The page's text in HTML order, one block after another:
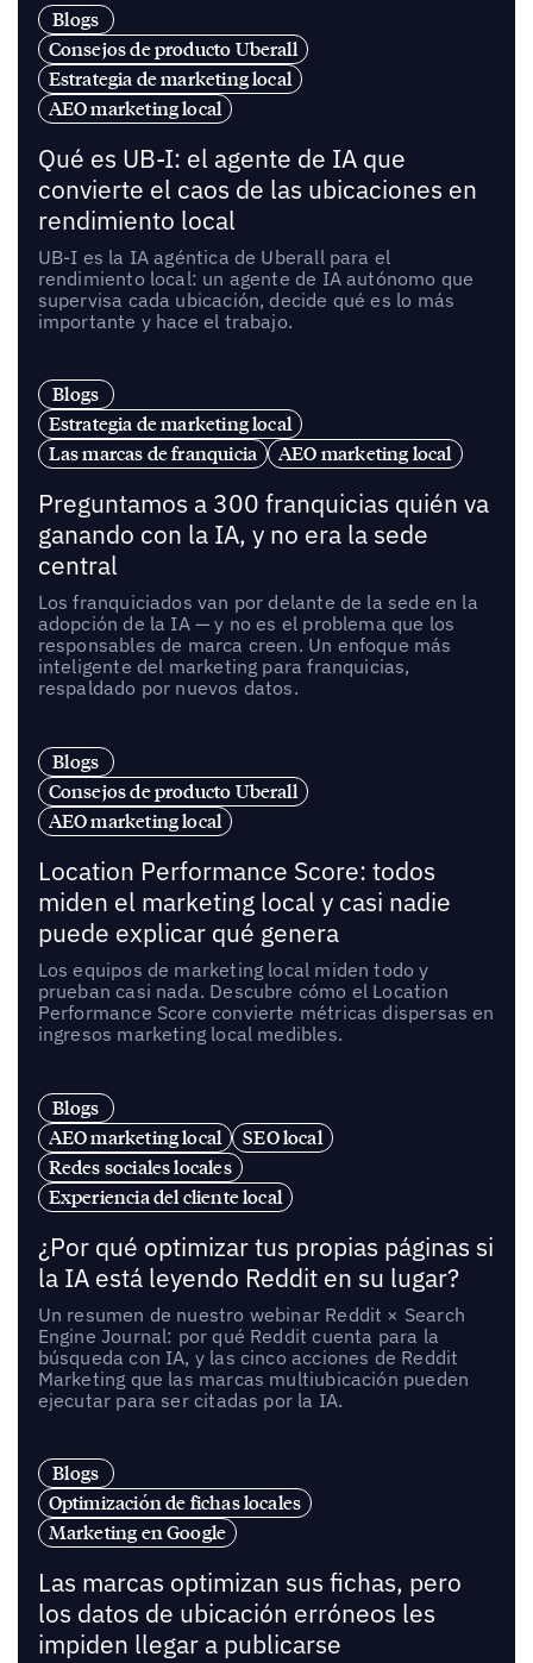
Blogs
Consejos de producto Uberall
Estrategia de marketing local
AEO marketing local
Qué es UB-I: el agente de IA que
convierte el caos de las ubicaciones en
rendimiento local
UB-I es la IA agéntica de Uberall para el
rendimiento local: un agente de IA autónomo que
supervisa cada ubicación, decide qué es lo más
importante y hace el trabajo.
Blogs
Estrategia de marketing local
Las marcas de franquicia
AEO marketing local
Preguntamos a 300 franquicias quién va
ganando con la IA, y no era la sede
central
Los franquiciados van por delante de la sede en la
adopción de la IA — y no es el problema que los
responsables de marca creen. Un enfoque más
inteligente del marketing para franquicias,
respaldado por nuevos datos.
Blogs
Consejos de producto Uberall
AEO marketing local
Location Performance Score: todos
miden el marketing local y casi nadie
puede explicar qué genera
Los equipos de marketing local miden todo y
prueban casi nada. Descubre cómo el Location
Performance Score convierte métricas dispersas en
ingresos marketing local medibles.
Blogs
AEO marketing local
SEO local
Redes sociales locales
Experiencia del cliente local
¿Por qué optimizar tus propias páginas si
la IA está leyendo Reddit en su lugar?
Un resumen de nuestro webinar Reddit × Search
Engine Journal: por qué Reddit cuenta para la
búsqueda con IA, y las cinco acciones de Reddit
Marketing que las marcas multiubicación pueden
ejecutar para ser citadas por la IA.
Blogs
Optimización de fichas locales
Marketing en Google
Las marcas optimizan sus fichas, pero
los datos de ubicación erróneos les
impiden llegar a publicarse